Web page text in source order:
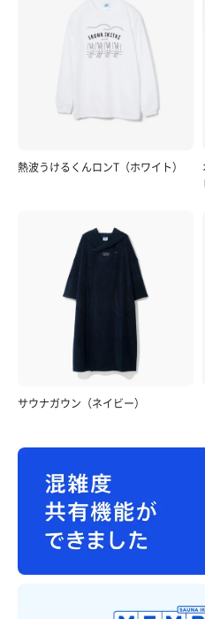
熱波うけるくんロンT（ホワイト）
サウナガウン（ネイビー）